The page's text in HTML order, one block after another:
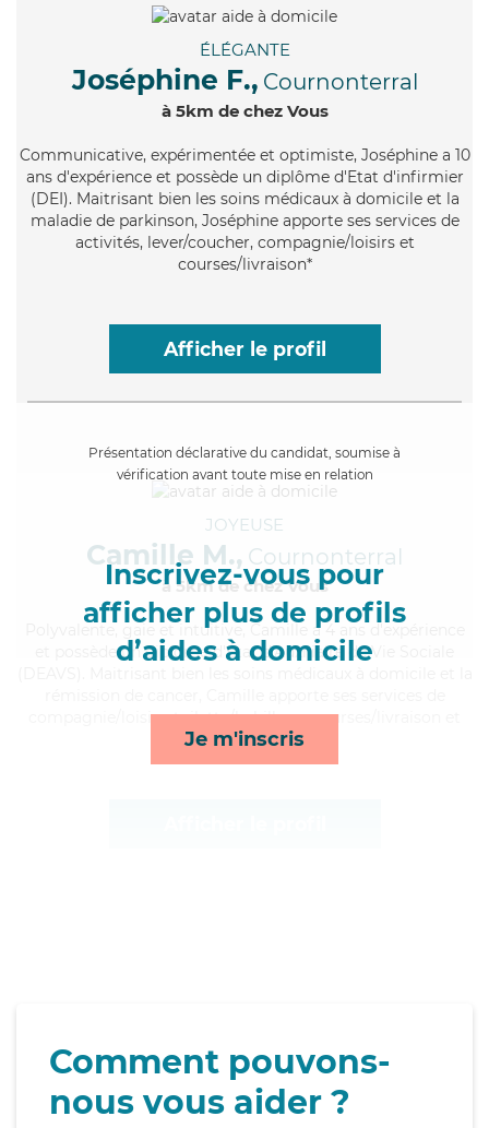
ÉLÉGANTE
Joséphine F., Cournonterral
à 5km de chez Vous
Communicative, expérimentée et optimiste, Joséphine a 10
ans d'expérience et possède un diplôme d'Etat d'infirmier
(DEI). Maitrisant bien les soins médicaux à domicile et la
maladie de parkinson, Joséphine apporte ses services de
activités, lever/coucher, compagnie/loisirs et
courses/livraison*
Afficher le profil
Présentation déclarative du candidat, soumise à
vérification avant toute mise en relation
Inscrivez-vous pour
afficher plus de profils
d’aides à domicile
Je m'inscris
JOYEUSE
Camille M., Cournonterral
à 5km de chez Vous
, gaie et intuitive, Camille a 4 ans d'expérience
et possède un diplôme d'État d'Auxiliaire de Vie Sociale
compagnie/loisirs, toilette/habillage, courses/livraison et
transports*
Comment pouvons-
nous vous aider ?